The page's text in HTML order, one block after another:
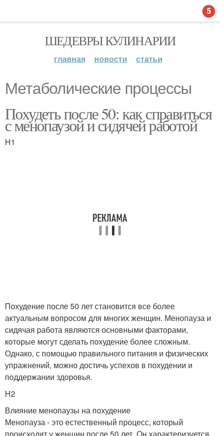
ШЕДЕВРЫ КУЛИНАРИИ
главная новости статьи
Метаболические процессы
Похудеть после 50: как справиться
с менопаузой и сидячей работой
H1
Похудение после 50 лет становится все более
актуальным вопросом для многих женщин. Менопауза и
сидячая работа являются основными факторами,
которые могут сделать похудение более сложным.
Однако, с помощью правильного питания и физических
упражнений, можно достичь успехов в похудении и
поддержании здоровья.
H2
Влияние менопаузы на похудение
Менопауза - это естественный процесс, который
5